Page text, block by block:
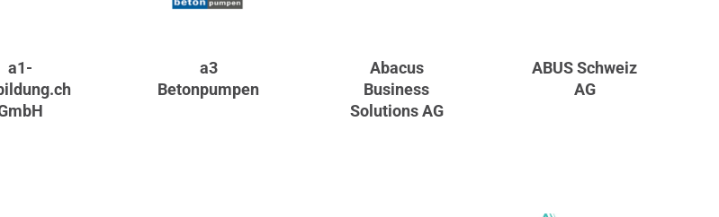
a1-
a3
Betonpumpen
Abacus
Business
Solutions AG
ABUS Schweiz
AG